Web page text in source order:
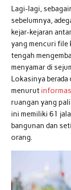
Lagi-lagi,
sebelumnya,
kejar-kejaran
yang mencuri file
tengah
menyamar di
Lokasinya berada
menurut
ruangan yang
ini memiliki 61
bangunan dan
orang.